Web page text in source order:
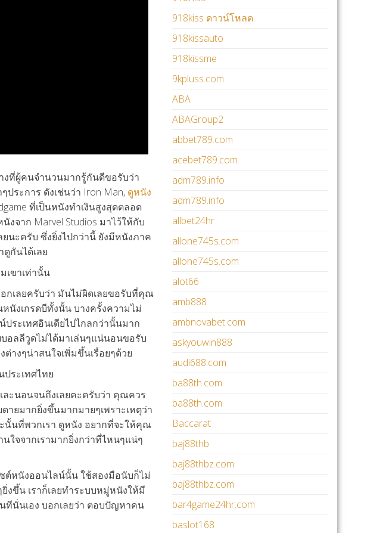
งที่ผู้คนจำนวนมากรู้กันดีขอรับว่า
ระการ ดังเช่นว่า Iron Man, ดูหนัง
ที่เป็นหนังทำเงินสูงสุดตลอด
งจาก Marvel Studios มาไว้ให้กับ
นะครับ ซึ่งยิ่งไปกว่านี้ ยังมีหนังภาค
กันได้เลย
เขาเท่านั้น
กเลยครับว่า มันไม่ผิดเลยขอรับที่คุณ
นังเกรดบีทั้งนั้น บางครั้งความไม่
ระเทศอินเดียไปไกลกว่านั้นมาก
อลลีวูดไม่ได้มาเล่นๆแน่นอนขอรับ
างๆน่าสนใจเพิ่มขึ้นเรื่อยๆด้วย
ประเทศไทย
ะนอนจนถึงเลยคะครับว่า คุณควร
ายมากยิ่งขึ้นมากมายๆเพราะเหตุว่า
นั้นที่พวกเรา ดูหนัง อยากที่จะให้คุณ
ใจจากเรามากยิ่งกว่าที่ไหนๆแน่ๆ
ซต์หนังออนไลน์นั้น ใช้สองมือนับก็ไม่
ขึ้น เราก็เลยทำระบบหมู่หนังให้มี
นั่นเอง บอกเลยว่า ตอบปัญหาคน
918kiss ดาวน์โหลด
918kissauto
918kissme
9kpluss.com
ABA
ABAGroup2
abbet789.com
acebet789.com
adm789.info
adm789.info
allbet24hr
allone745s.com
allone745s.com
alot66
amb888
ambnovabet.com
askyouwin888
audi688.com
ba88th.com
ba88th.com
Baccarat
baj88thb
baj88thbz.com
baj88thbz.com
bar4game24hr.com
baslot168